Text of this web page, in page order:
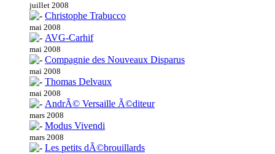
juillet 2008
Christophe Trabucco
mai 2008
AVG-Carhif
mai 2008
Compagnie des Nouveaux Disparus
mai 2008
Thomas Delvaux
mai 2008
AndrÃ© Versaille Ã©diteur
mars 2008
Modus Vivendi
mars 2008
Les petits dÃ©brouillards